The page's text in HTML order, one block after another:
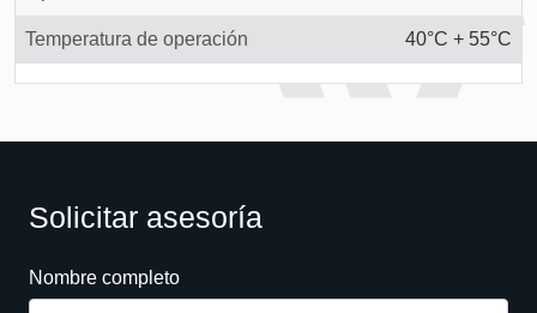
Temperatura de operación 40°C + 55°C
Solicitar asesoría
Nombre completo